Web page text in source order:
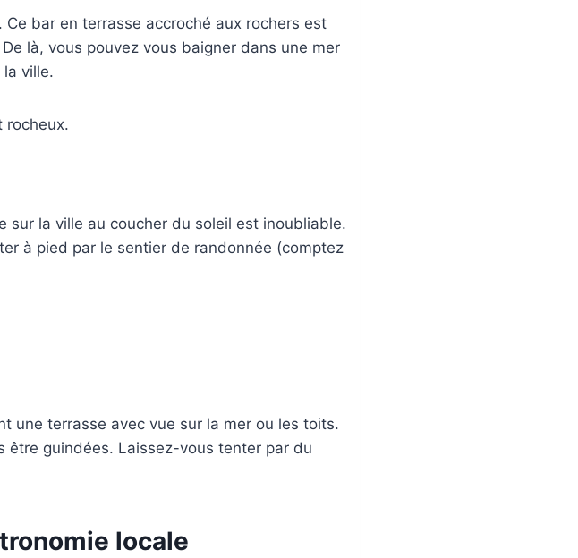
Ce bar en terrasse accroché aux rochers est
là, vous pouvez vous baigner dans une mer
ville.
rocheux.
sur la ville au coucher du soleil est inoubliable.
à pied par le sentier de randonnée (comptez
une terrasse avec vue sur la mer ou les toits.
être guindées. Laissez-vous tenter par du
locale